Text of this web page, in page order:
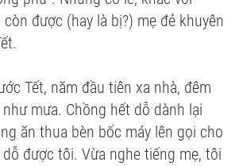
được (hay là bị?) mẹ đẻ khuyên
Tết, năm đầu tiên xa nhà, đêm
mưa. Chồng hết dỗ dành lại
ăn thua bèn bốc máy lên gọi cho
được tôi. Vừa nghe tiếng mẹ, tôi